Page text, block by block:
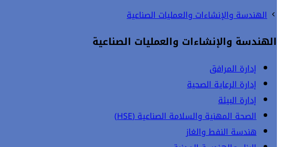
الهندسة والإنشاءات والعمليات الصناعية
الهندسة والإنشاءات والعمليات الصناعية
إدارة المرافق
إدارة الرعاية الصحية
إدارة البيئة
الصحة المهنية والسلامة الصناعية (HSE)
هندسة النفط والغاز